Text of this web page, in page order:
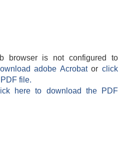
browser is not configured to
adobe Acrobatorclick
file.
here to download the PDF